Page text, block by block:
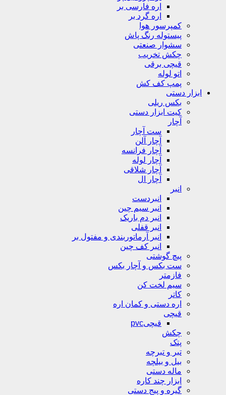
اره فارسی بر
اره گرد بر
کمپرسور هوا
پیستوله رنگ پاش
سشوار صنعتی
چکش تخریب
قیچی برقی
اتو لوله
پمپ کف کش
ابزار دستی
بکس ریلی
کیت ابزار دستی
آچار
ست آچار
آچار آلن
آچار فرانسه
آچار لوله
آچار شلاقی
آچار ال
انبر
انبردست
انبر سیم چین
انبر دم باریک
انبر قفلی
انبر آرماتوربندی و مفتول بر
انبر کف چین
پیچ گوشتی
ست بکس و آچار بکس
فازمتر
سیم لخت کن
کاتر
اره دستی و کمان اره
قیچی
قیچیpvc
چکش
پتک
تبر و تبرچه
بیل و بیلچه
ماله دستی
ابزار چند کاره
گیره و پیج دستی